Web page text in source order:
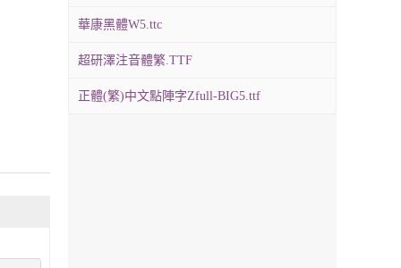
華康黑體W5.ttc
超研澤注音體繁.TTF
正體(繁)中文點陣字Zfull-BIG5.ttf